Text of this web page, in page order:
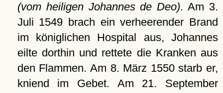
(vom heiligen Johannes de Deo). Am 3.
Juli 1549 brach ein verheerender Brand
im königlichen Hospital aus, Johannes
eilte dorthin und rettete die Kranken aus
den Flammen. Am 8. März 1550 starb er,
kniend im Gebet. Am 21. September